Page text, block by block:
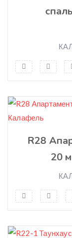
Caldera
Barbacoa
Admet
Mobiliario de
Admite
R28
20